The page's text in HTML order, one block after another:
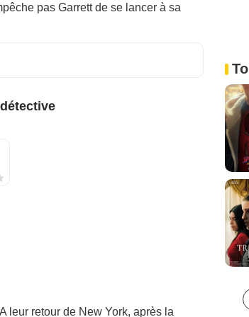
pas Garrett de se lancer à sa
leur retour de New York, après la